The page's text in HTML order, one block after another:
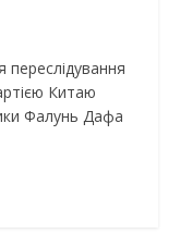
Китаю
Фалунь Дафа